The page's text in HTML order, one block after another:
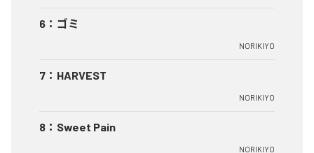
6 ： ゴミ
NORIKIYO
7 ： HARVEST
NORIKIYO
8 ： Sweet Pain
NORIKIYO